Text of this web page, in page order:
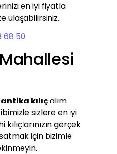
en iyi fiyatla
ulaşabilirsiniz.
68 50
kılıçalım
sizlere en iyi
gerçek
için bizimle